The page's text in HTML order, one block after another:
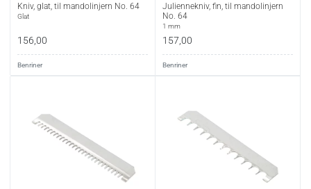
Kniv, glat, til mandolinjern No. 64
Glat
156,00
Benriner
Juliennekniv, fin, til mandolinjern
No. 64
1 mm
157,00
Benriner